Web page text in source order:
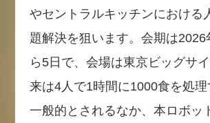
やセントラルキッチンにおける
題解決を狙います。会期は2026
ら5日で、会場は東京ビッグサ
来は4人で1時間に1000食を処
一般的とされるなか、本ロボッ